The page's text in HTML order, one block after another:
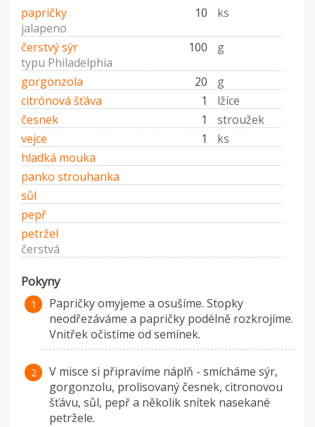
papričky 10
ks
jalapeno
čerstvý sýr
100
g
typu Philadelphia
gorgonzola
20
g
citrónová šťáva
1
lžíce
česnek
1
stroužek
vejce
1
ks
hladká mouka
panko strouhanka
sůl
pepř
petržel
čerstvá
Pokyny
Papričky omyjeme a osušíme. Stopky
neodřezáváme a papričky podélně rozkrojíme.
Vnitřek očistíme od semínek.
V misce si připravíme náplň - smícháme sýr,
gorgonzolu, prolisovaný česnek, citronovou
šťávu, sůl, pepř a několik snítek nasekané
petržele.